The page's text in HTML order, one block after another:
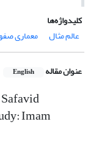
کلیدواژه‌ها
عالم مثال
معماری
عنوان مقاله English
Imam